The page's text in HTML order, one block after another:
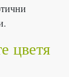
цветя